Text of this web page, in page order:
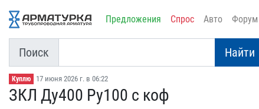
Предложения Спрос Авто Форум
Поиск Найти
Куплю 17 июня 2026 г. в 06:22
ЗКЛ Ду400 Ру100 с коф